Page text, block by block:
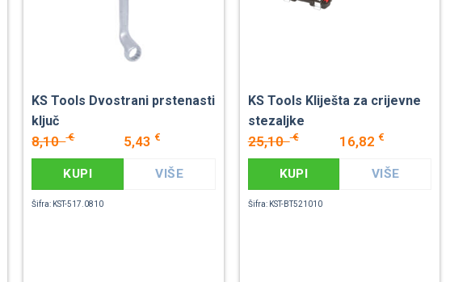
KS Tools Dvostrani prstenasti
ključ
8,10€ 5,43 €
KUPI VIŠE
Šifra: KST-517.0810
KS Tools Kliješta za crijevne
stezaljke
25,10€ 16,82 €
KUPI VIŠE
Šifra: KST-BT521010